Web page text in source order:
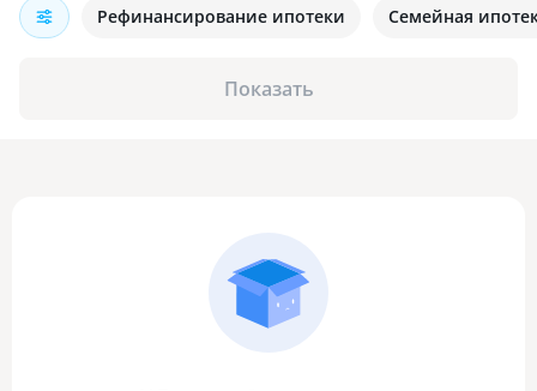
Показать
Рефинансирование ипотеки Семейная